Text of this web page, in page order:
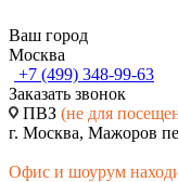
Ваш город
Москва
+7 (499) 348-99-63
Заказать звонок
ПВЗ (не для
г. Москва, Мажоров
Офис и шоурум